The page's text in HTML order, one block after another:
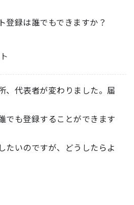
登録は誰でもできますか？
、代表者が変わりました。届
でも登録することができます
たいのですが、どうしたらよ